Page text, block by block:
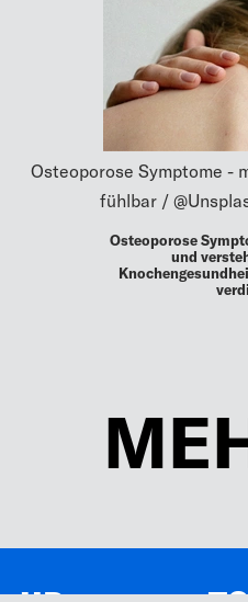
Osteoporose Symptome -
fühlbar /
Osteoporose
und